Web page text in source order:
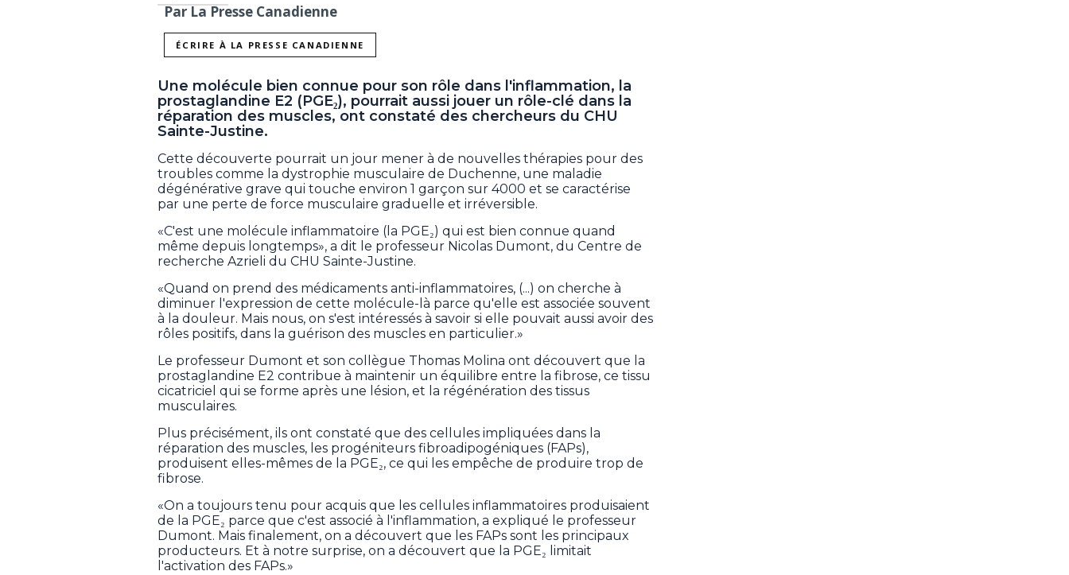
Par La Presse Canadienne
ÉCRIRE À LA PRESSE CANADIENNE
Une molécule bien connue pour son rôle dans l'inflammation, la
prostaglandine E2 (PGE₂), pourrait aussi jouer un rôle-clé dans la
réparation des muscles, ont constaté des chercheurs du CHU
Sainte-Justine.
Cette découverte pourrait un jour mener à de nouvelles thérapies pour des
troubles comme la dystrophie musculaire de Duchenne, une maladie
dégénérative grave qui touche environ 1 garçon sur 4000 et se caractérise
par une perte de force musculaire graduelle et irréversible.
«C'est une molécule inflammatoire (la PGE₂) qui est bien connue quand
même depuis longtemps», a dit le professeur Nicolas Dumont, du Centre de
recherche Azrieli du CHU Sainte-Justine.
«Quand on prend des médicaments anti-inflammatoires, (...) on cherche à
diminuer l'expression de cette molécule-là parce qu'elle est associée souvent
à la douleur. Mais nous, on s'est intéressés à savoir si elle pouvait aussi avoir des
rôles positifs, dans la guérison des muscles en particulier.»
Le professeur Dumont et son collègue Thomas Molina ont découvert que la
prostaglandine E2 contribue à maintenir un équilibre entre la fibrose, ce tissu
cicatriciel qui se forme après une lésion, et la régénération des tissus
musculaires.
Plus précisément, ils ont constaté que des cellules impliquées dans la
réparation des muscles, les progéniteurs fibroadipogéniques (FAPs),
produisent elles-mêmes de la PGE₂, ce qui les empêche de produire trop de
fibrose.
«On a toujours tenu pour acquis que les cellules inflammatoires produisaient
de la PGE₂ parce que c'est associé à l'inflammation, a expliqué le professeur
Dumont. Mais finalement, on a découvert que les FAPs sont les principaux
producteurs. Et à notre surprise, on a découvert que la PGE₂ limitait
l'activation des FAPs.»